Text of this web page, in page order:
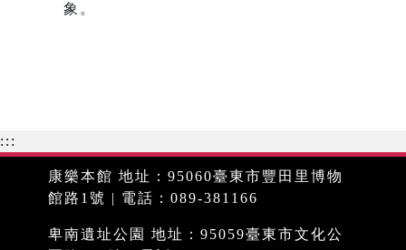
象。
:::
康樂本館 地址：95060臺東市豐田里博物
館路1號 | 電話：089-381166
卑南遺址公園 地址：95059臺東市文化公